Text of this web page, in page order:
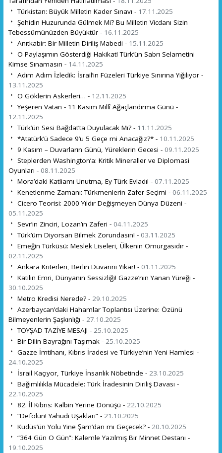
Türkistan: Büyük Milletin Kader Sınavı - 17.11.2025
Şehidin Huzurunda Gülmek Mi? Bu Milletin Vicdanı Sizin
Tebessümünüzden Büyüktür - 16.11.2025
Anıtkabir: Bir Milletin Diriliş Mabedi - 15.11.2025
O Paylaşımın Gösterdiği Hakikat! Türk’ün Sabrı Selametini
Kimse Sınamasın - 14.11.2025
Adım Adım İzledik: İsrail’in Füzeleri Türkiye Sınırına Yığılıyor -
13.11.2025
O Göklerin Askerleri… - 12.11.2025
Yeşeren Vatan - 11 Kasım Millî Ağaçlandırma Günü -
12.11.2025
Türk’ün Sesi Bağdat’ta Duyulacak Mı? - 11.11.2025
*Atatürk’ü Sadece 9’u 5 Geçe mi Anacağız?* - 10.11.2025
9 Kasım – Duvarların Günü, Yüreklerin Gecesi - 09.11.2025
Steplerden Washington’a: Kritik Mineraller ve Diplomasi
Oyunları - 08.11.2025
Mora’daki Katliamı Unutma, Ey Türk Evladı! - 07.11.2025
Kenetlenme Zamanı: Türkmenlerin Zafer Seçimi - 06.11.2025
Cicero Teorisi: 2000 Yıldır Değişmeyen Dünya Düzeni -
05.11.2025
Sevr’in Zinciri, Lozan’ın Zaferi - 04.11.2025
Türk’üm Diyorsan Bilmek Zorundasın! - 03.11.2025
Emeğin Türküsü: Meslek Liseleri, Ülkenin Omurgasıdır -
02.11.2025
Ankara Kriterleri, Berlin Duvarını Yıkar! - 01.11.2025
Katilin Emri, Dünyanın Sessizliği! Gazze’nin Yanan Yüreği -
30.10.2025
Metro Kredisi Nerede? - 29.10.2025
Azerbaycan’daki Hahamlar Toplantısı Üzerine: Özünü
Bilmeyenlerin Şaşkınlığı - 27.10.2025
TOYŞAD TAZİYE MESAJI - 25.10.2025
Bir Dilin Bayrağını Taşımak - 25.10.2025
Gazze İmtihanı, Kıbrıs İradesi ve Türkiye’nin Yeni Hamlesi -
24.10.2025
İsrail Kaçıyor, Türkiye İnsanlık Nöbetinde - 23.10.2025
Bağımlılıkla Mücadele: Türk İradesinin Diriliş Davası -
22.10.2025
82. İl Kıbrıs: Kalbin Yerine Dönüşü - 22.10.2025
“Defolun! Yahudi Uşakları” - 21.10.2025
Kudüs’ün Yolu Yine Şam’dan mı Geçecek? - 20.10.2025
“364 Gün O Gün”: Kalemle Yazılmış Bir Minnet Destanı -
19.10.2025